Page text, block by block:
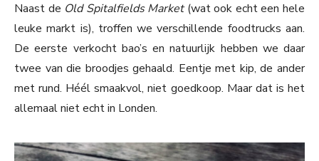
Naast de Old Spitalfields Market(wat ook echt een hele
leuke markt is), troffen we verschillende foodtrucks aan.
De eerste verkocht bao’s en natuurlijk hebben we daar
twee van die broodjes gehaald. Eentje met kip, de ander
met rund. Héél smaakvol, niet goedkoop. Maar dat is het
allemaal niet echt in Londen.